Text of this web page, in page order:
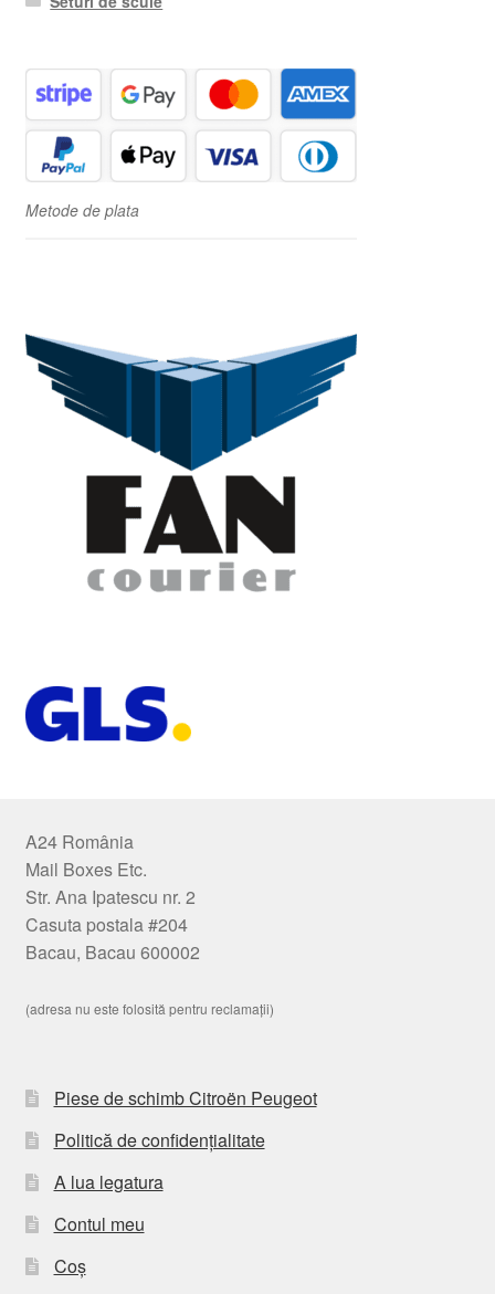
Metode de plata
A24 România
Mail Boxes Etc.
Str. Ana Ipatescu nr. 2
Casuta postala #204
Bacau, Bacau 600002
(adresa nu este folosită pentru reclamații)
Piese de schimb Citroën Peugeot
Politică de confidențialitate
A lua legatura
Contul meu
Coș